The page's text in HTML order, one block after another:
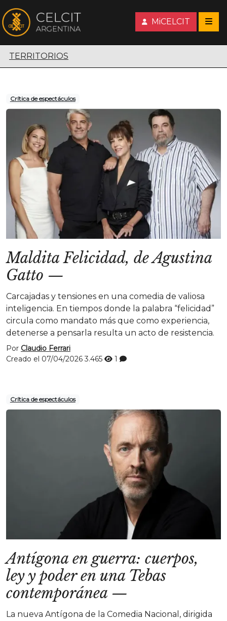
MiCELCIT
Territorios escénicos
TERRITORIOS
Crítica de espectáculos
Maldita Felicidad, de Agustina
Gatto —
Carcajadas y tensiones en una comedia de valiosa
inteligencia. En tiempos donde la palabra “felicidad”
circula como mandato más que como experiencia,
detenerse a pensarla resulta un acto de resistencia.
Por Claudio Ferrari
Creado el 07/04/20263.465 1
Crítica de espectáculos
Antígona en guerra: cuerpos,
ley y poder en una Tebas
contemporánea —
La nueva Antígona de la Comedia Nacional, dirigida